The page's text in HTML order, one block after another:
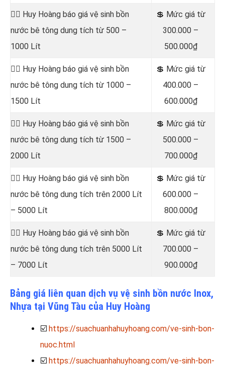
👷‍♂️ Huy Hoàng báo giá vệ sinh bồn
nước bê tông dung tích từ 500 –
1000 Lít
💲 Mức giá từ
300.000 –
500.000₫
👷‍♂️ Huy Hoàng báo giá vệ sinh bồn
nước bê tông dung tích từ 1000 –
1500 Lít
💲 Mức giá từ
400.000 –
600.000₫
👷‍♂️ Huy Hoàng báo giá vệ sinh bồn
nước bê tông dung tích từ 1500 –
2000 Lít
💲 Mức giá từ
500.000 –
700.000₫
👷‍♂️ Huy Hoàng báo giá vệ sinh bồn
nước bê tông dung tích trên 2000 Lít
– 5000 Lít
💲 Mức giá từ
600.000 –
800.000₫
👷‍♂️ Huy Hoàng báo giá vệ sinh bồn
nước bê tông dung tích trên 5000 Lít
– 7000 Lít
💲 Mức giá từ
700.000 –
900.000₫
Bảng giá liên quan dịch vụ vệ sinh bồn nước Inox,
Nhựa tại Vũng Tàu của Huy Hoàng
☑️ https://suachuanhahuyhoang.com/ve-sinh-bon-
nuoc.html
☑️ https://suachuanhahuyhoang.com/ve-sinh-bon-